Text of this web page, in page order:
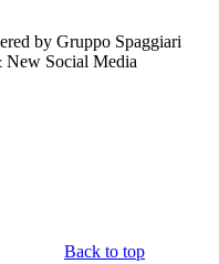
by Gruppo Spaggiari
New Social Media
Back to top